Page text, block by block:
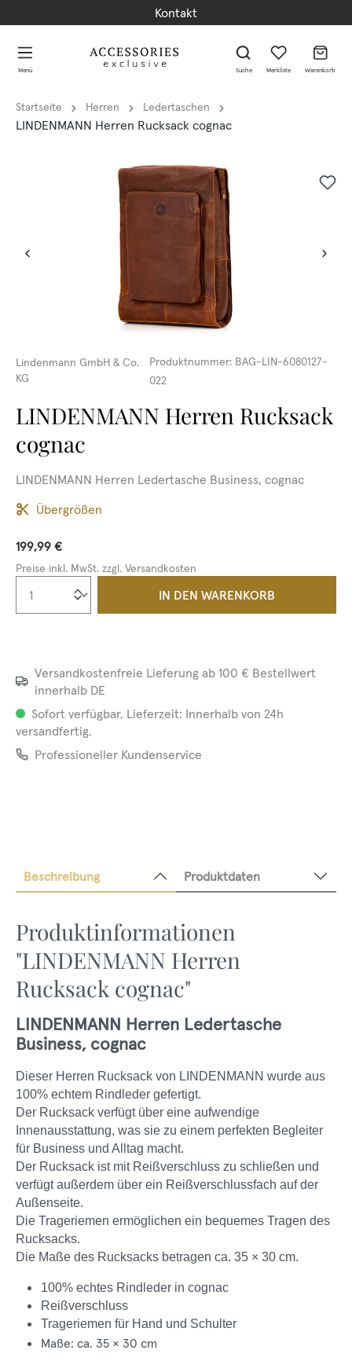
Kontakt
Menü Suche Merkliste Warenkorb
Startseite Herren Ledertaschen
LINDENMANN Herren Rucksack cognac
Lindenmann GmbH & Co.
KG
Produktnummer: BAG-LIN-6080127-
022
LINDENMANN Herren Rucksack
cognac
LINDENMANN Herren Ledertasche Business, cognac
Übergrößen
199,99 €
Preise inkl. MwSt. zzgl. Versandkosten
Produkt Anzahl: Gib den
IN DEN WARENKORB
Versandkostenfreie Lieferung ab 100 € Bestellwert
innerhalb DE
Sofort verfügbar, Lieferzeit: Innerhalb von 24h
versandfertig.
Professioneller Kundenservice
Beschreibung Produktdaten
Produktinformationen
"LINDENMANN Herren
Rucksack cognac"
LINDENMANN Herren Ledertasche
Business, cognac
Dieser Herren Rucksack von LINDENMANN wurde aus
100% echtem Rindleder gefertigt.
Der Rucksack verfügt über eine aufwendige
Innenausstattung, was sie zu einem perfekten Begleiter
für Business und Alltag macht.
Der Rucksack ist mit Reißverschluss zu schließen und
verfügt außerdem über ein Reißverschlussfach auf der
Außenseite.
Die Trageriemen ermöglichen ein bequemes Tragen des
Rucksacks.
Die Maße des Rucksacks betragen ca. 35 × 30 cm.
100% echtes Rindleder in cognac
Reißverschluss
Trageriemen für Hand und Schulter
Maße: ca. 35 × 30 cm